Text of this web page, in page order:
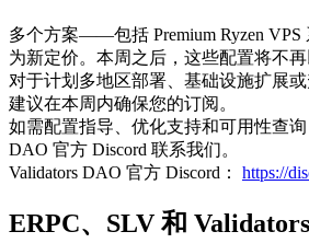
多个方案——包括 Premium Ryzen
为新定价。本周之后，这些配置将不再
对于计划多地区部署、基础设施扩展
建议在本周内确保您的订阅。
如需配置指导、优化支持和可用性查询
DAO 官方 Discord 联系我们。
Validators DAO 官方 Discord： https://
ERPC、SLV 和